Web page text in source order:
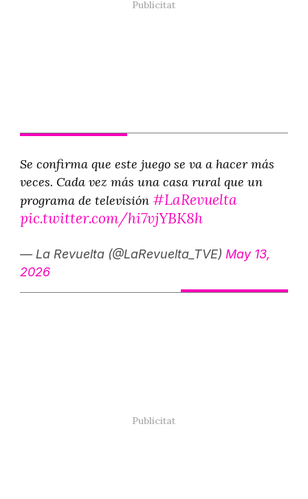
Se confirma que este juego se va a hacer más
veces. Cada vez más una casa rural que un
programa de televisión #LaRevuelta
pic.twitter.com/hi7vjYBK8h
— La Revuelta (@LaRevuelta_TVE) May 13,
2026